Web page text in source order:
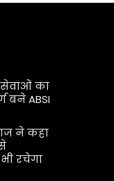
सेवाओं का
बने ABSI
ने कहा
रचेगा